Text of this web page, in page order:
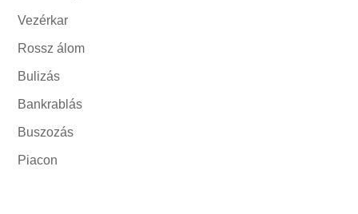
Vezérkar
Rossz álom
Bulizás
Bankrablás
Buszozás
Piacon